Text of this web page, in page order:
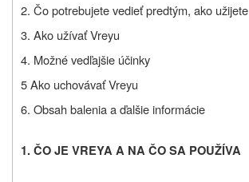
2. Čo potrebujete vedieť predtým, ako užijete
3. Ako užívaťVreyu
4. Možné vedľajšie účinky
5 Ako uchovávaťVreyu
6. Obsah balenia a ďalšie informácie
1. ČO JE VREYA A NA ČO SA POUŽÍVA